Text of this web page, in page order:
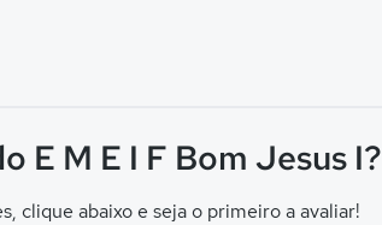
E M E I F Bom Jesus I?
clique abaixo e seja o primeiro a avaliar!